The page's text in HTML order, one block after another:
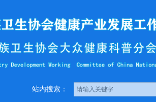
​​站内搜索：